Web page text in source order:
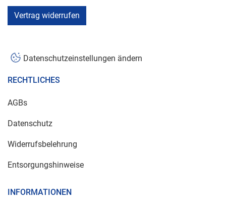
Vertrag widerrufen
Datenschutzeinstellungen ändern
RECHTLICHES
AGBs
Datenschutz
Widerrufsbelehrung
Entsorgungshinweise
INFORMATIONEN